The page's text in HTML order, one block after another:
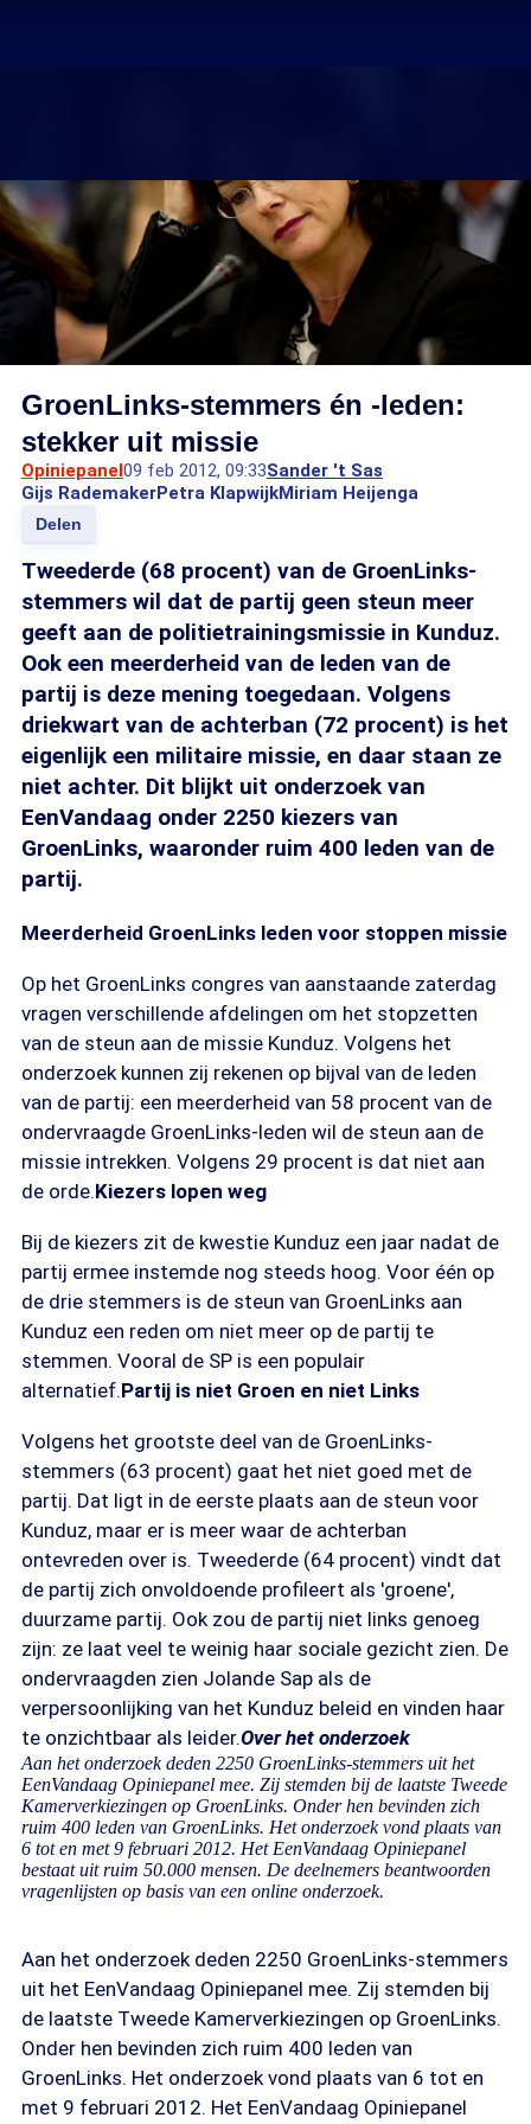
GroenLinks-stemmers én -leden:
stekker uit missie
Opiniepanel09 feb 2012, 09:33Sander 't Sas
Gijs RademakerPetra KlapwijkMiriam Heijenga
Delen
Tweederde (68 procent) van de GroenLinks-
stemmers wil dat de partij geen steun meer
geeft aan de politietrainingsmissie in Kunduz.
Ook een meerderheid van de leden van de
partij is deze mening toegedaan. Volgens
driekwart van de achterban (72 procent) is het
eigenlijk een militaire missie, en daar staan ze
niet achter. Dit blijkt uit onderzoek van
EenVandaag onder 2250 kiezers van
GroenLinks, waaronder ruim 400 leden van de
partij.
Meerderheid GroenLinks leden voor stoppen missie
Op het GroenLinks congres van aanstaande zaterdag
vragen verschillende afdelingen om het stopzetten
van de steun aan de missie Kunduz. Volgens het
onderzoek kunnen zij rekenen op bijval van de leden
van de partij: een meerderheid van 58 procent van de
ondervraagde GroenLinks-leden wil de steun aan de
missie intrekken. Volgens 29 procent is dat niet aan
de orde.Kiezers lopen weg
Bij de kiezers zit de kwestie Kunduz een jaar nadat de
partij ermee instemde nog steeds hoog. Voor één op
de drie stemmers is de steun van GroenLinks aan
Kunduz een reden om niet meer op de partij te
stemmen. Vooral de SP is een populair
alternatief.Partij is niet Groen en niet Links
Volgens het grootste deel van de GroenLinks-
stemmers (63 procent) gaat het niet goed met de
partij. Dat ligt in de eerste plaats aan de steun voor
Kunduz, maar er is meer waar de achterban
ontevreden over is. Tweederde (64 procent) vindt dat
de partij zich onvoldoende profileert als 'groene',
duurzame partij. Ook zou de partij niet links genoeg
zijn: ze laat veel te weinig haar sociale gezicht zien. De
ondervraagden zien Jolande Sap als de
verpersoonlijking van het Kunduz beleid en vinden haar
te onzichtbaar als leider.Over het onderzoek
Aan het onderzoek deden 2250 GroenLinks-stemmers uit het
EenVandaag Opiniepanel mee. Zij stemden bij de laatste Tweede
Kamerverkiezingen op GroenLinks. Onder hen bevinden zich
ruim 400 leden van GroenLinks. Het onderzoek vond plaats van
6 tot en met 9 februari 2012. Het EenVandaag Opiniepanel
bestaat uit ruim 50.000 mensen. De deelnemers beantwoorden
vragenlijsten op basis van een online onderzoek.
Aan het onderzoek deden 2250 GroenLinks-stemmers
uit het EenVandaag Opiniepanel mee. Zij stemden bij
de laatste Tweede Kamerverkiezingen op GroenLinks.
Onder hen bevinden zich ruim 400 leden van
GroenLinks. Het onderzoek vond plaats van 6 tot en
met 9 februari 2012. Het EenVandaag Opiniepanel